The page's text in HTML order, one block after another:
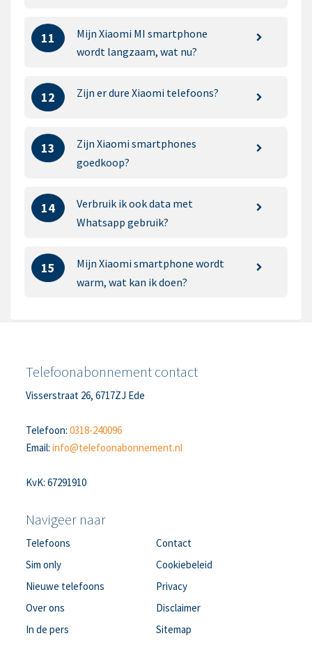
11
Mijn Xiaomi MI smartphone
wordt langzaam, wat nu?
12 Zijn er dure Xiaomi telefoons?
13
Zijn Xiaomi smartphones
goedkoop?
14
Verbruik ik ook data met
Whatsapp gebruik?
15
Mijn Xiaomi smartphone wordt
warm, wat kan ik doen?
Telefoonabonnement contact
Visserstraat 26, 6717ZJ Ede
Telefoon:0318-240096
Email:info@telefoonabonnement.nl
KvK: 67291910
Navigeer naar
Telefoons
Sim only
Nieuwe telefoons
Over ons
In de pers
Contact
Cookiebeleid
Privacy
Disclaimer
Sitemap